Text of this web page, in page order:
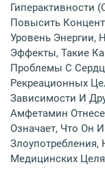
Гиперактивности
Повысить
Уровень
Эффекты, Такие
Проблемы С
Рекреационных
Зависимости И
Амфетамин
Означает, Что Он
Медицинских